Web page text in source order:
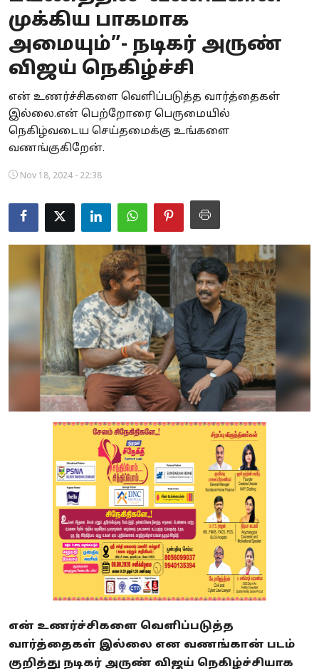
Business
Crime
National
World
Astrology
Spirituality
Weather
Politics
முக்கிய பாகமாக
அமையும்”- நடிகர் அருண்
விஜய் நெகிழ்ச்சி
என் உணர்ச்சிகளை வெளிப்படுத்த வார்த்தைகள்
இல்லை.என் பெற்றோரை பெருமையில்
நெகிழ்வடைய செய்தமைக்கு உங்களை
வணங்குகிறேன்.
Nov 18, 2024 - 22:38
என் உணர்ச்சிகளை வெளிப்படுத்த
வார்த்தைகள் இல்லை என வணங்கான் படம்
குறித்து நடிகர் அருண் விஜய் நெகிழ்ச்சியாக